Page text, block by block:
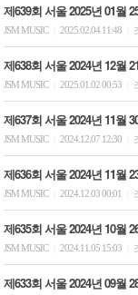
제639회 서울 2025년 01월
JSM MUSIC 2025.02.04 11:48
제638회 서울 2024년 12월
JSM MUSIC 2025.01.02 00:53
제637회 서울 2024년 11월
JSM MUSIC 2024.12.07 12:30
제636회 서울 2024년 11월
JSM MUSIC 2024.12.03 00:01
제635회 서울 2024년 10월
JSM MUSIC 2024.11.05 15:03
제633회 서울 2024년 09월